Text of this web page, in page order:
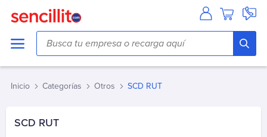
Agua
Aguas Andinas
Aguas Araucania
Aguas del Altiplano
Inicio Categorías Otros SCD RUT
SCD RUT